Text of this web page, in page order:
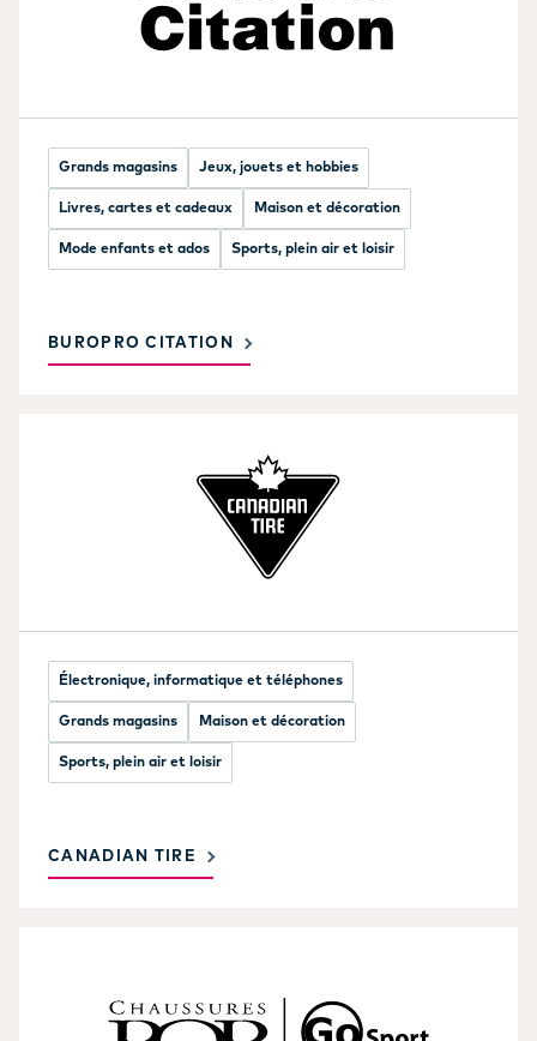
Grands magasins Jeux, jouets et hobbies
Livres, cartes et cadeaux Maison et décoration
Mode enfants et ados Sports, plein air et loisir
BUROPRO CITATION
Électronique, informatique et téléphones
Grands magasins Maison et décoration
Sports, plein air et loisir
CANADIAN TIRE